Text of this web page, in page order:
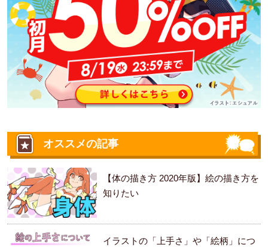
オススメの記事
【体の描き方 2020年版】絵の描き方を
知りたい
イラストの「上手さ」や「絵柄」につ